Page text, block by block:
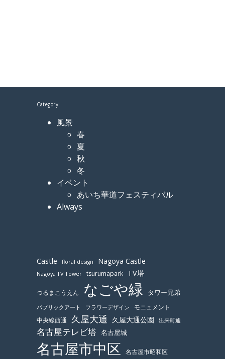
Category
風景
春
夏
秋
冬
イベント
あいち華道フェスティバル
Always
Castle floral design Nagoya Castle
Nagoya TV Tower tsurumapark TV塔
つるまこうえん なごや緑 タワー兄弟
パブリックアート フラワーデザイン
モニュメント
中央線西通
久屋大通 久屋大通公園 出来町通
名古屋テレビ塔 名古屋城
名古屋市中区 名古屋市昭和区